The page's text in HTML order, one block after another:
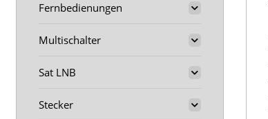
Fernbedienungen
Multischalter
Sat LNB
Stecker